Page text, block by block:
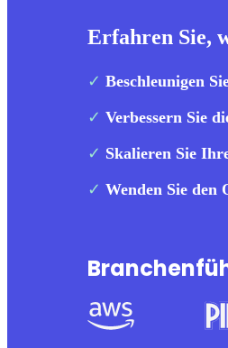
Erfahren Sie,
✓ Beschleunigen
✓ Verbessern Sie
✓ Skalieren Sie
✓ Wenden Sie den